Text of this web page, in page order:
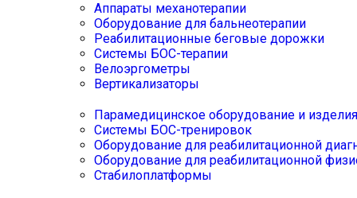
Аппараты механотерапии
Оборудование для бальнеотерапии
Реабилитационные беговые дорожки
Системы БОС-терапии
Велоэргометры
Вертикализаторы
Парамедицинское оборудование и изделия
Системы БОС-тренировок
Оборудование для реабилитационной
Оборудование для реабилитационной
Стабилоплатформы